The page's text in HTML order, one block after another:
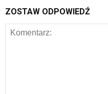
ZOSTAW ODPOWIEDŹ